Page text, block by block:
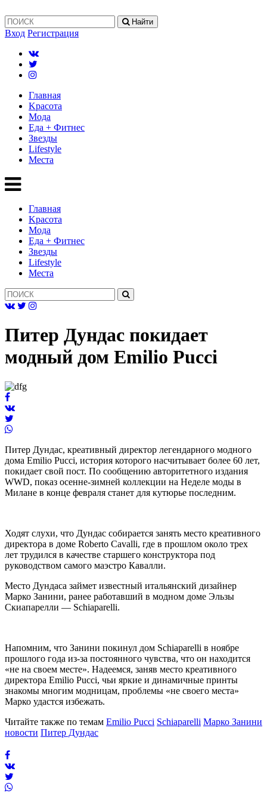
Найти
Вход Регистрация
Главная
Kрасота
Мода
Еда + Фитнес
Звезды
Lifestyle
Mеста
Главная
Kрасота
Мода
Еда + Фитнес
Звезды
Lifestyle
Mеста
Питер Дундас покидает
модный дом Emilio Pucci
Питер Дундас, креативный директор легендарного модного
дома Emilio Pucci, история которого насчитывает более 60 лет,
покидает свой пост. По сообщению авторитетного издания
WWD, показ осенне-зимней коллекции на Неделе моды в
Милане в конце февраля станет для кутюрье последним.
Ходят слухи, что Дундас собирается занять место креативного
директора в доме Roberto Cavalli, где в прошлом около трех
лет трудился в качестве старшего конструктора под
руководством самого маэстро Кавалли.
Место Дундаса займет известный итальянский дизайнер
Марко Занини, ранее работавший в модном доме Эльзы
Скиапарелли — Schiaparelli.
Напомним, что Занини покинул дом Schiaparelli в ноябре
прошлого года из-за постоянного чувства, что он находится
«не на своем месте». Надеемся, заняв место креативного
директора Emilio Pucci, чьи яркие и динамичные принты
знакомы многим модницам, проблемы «не своего места»
Марко удастся избежать.
Читайте также по темам Emilio Pucci Schiaparelli Марко Занини
новости Питер Дундас